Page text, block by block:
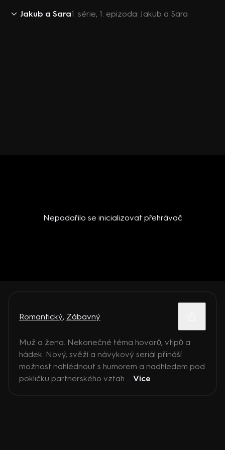
Jakub a Sara1. série, 1. epizoda: Jakub a Sara
Nepodařilo se inicializovat přehrávač
Romantický, Zábavný
Muž a žena. Nekonečné téma hovorů, vtipů a
hádek. Nový, svěží a návykový seriál přináší
možnost nahlédnout s humorem a nadhledem pod
pokličku partnerského vztah ... Více